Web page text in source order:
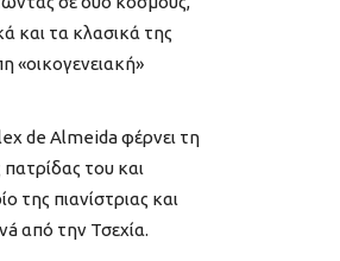
και τα κλασικά της
«οικογενειακή»
de Almeida φέρνει τη
του και
της πιανίστριας και
από την Τσεχία.